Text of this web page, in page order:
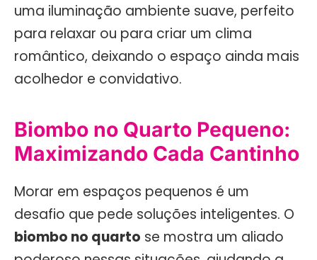
uma iluminação ambiente suave, perfeito
para relaxar ou para criar um clima
romântico, deixando o espaço ainda mais
acolhedor e convidativo.
Biombo no Quarto Pequeno:
Maximizando Cada Cantinho
Morar em espaços pequenos é um
desafio que pede soluções inteligentes. O
biombo no quarto se mostra um aliado